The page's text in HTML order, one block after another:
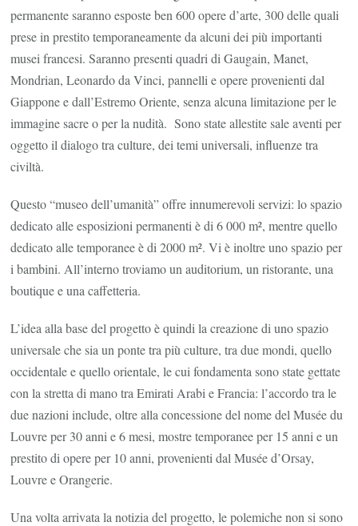
permanente saranno esposte ben 600 opere d’arte, 300 delle quali
prese in prestito temporaneamente da alcuni dei più importanti
musei francesi. Saranno presenti quadri di Gaugain, Manet,
Mondrian, Leonardo da Vinci, pannelli e opere provenienti dal
Giappone e dall’Estremo Oriente, senza alcuna limitazione per le
immagine sacre o per la nudità. Sono state allestite sale aventi per
oggetto il dialogo tra culture, dei temi universali, influenze tra
civiltà.
Questo “museo dell’umanità” offre innumerevoli servizi: lo spazio
dedicato alle esposizioni permanenti è di 6 000 m², mentre quello
dedicato alle temporanee è di 2000 m². Vi è inoltre uno spazio per
i bambini. All’interno troviamo un auditorium, un ristorante, una
boutique e una caffetteria.
L’idea alla base del progetto è quindi la creazione di uno spazio
universale che sia un ponte tra più culture, tra due mondi, quello
occidentale e quello orientale, le cui fondamenta sono state gettate
con la stretta di mano tra Emirati Arabi e Francia: l’accordo tra le
due nazioni include, oltre alla concessione del nome del Musée du
Louvre per 30 anni e 6 mesi, mostre temporanee per 15 anni e un
prestito di opere per 10 anni, provenienti dal Musée d’Orsay,
Louvre e Orangerie.
Una volta arrivata la notizia del progetto, le polemiche non si sono